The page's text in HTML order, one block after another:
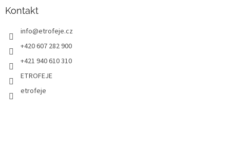
Kontakt
info@etrofeje.cz
+420 607 282 900
+421 940 610 310
ETROFEJE
etrofeje